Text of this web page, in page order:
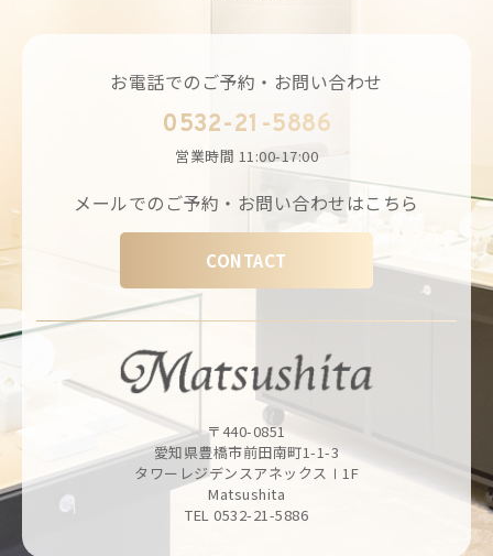
お電話でのご予約・お問い合わせ
0532-21-5886
営業時間 11:00-17:00
メールでのご予約・お問い合わせはこちら
CONTACT
〒440-0851
愛知県豊橋市前田南町1-1-3
タワーレジデンスアネックスⅠ1F
Matsushita
TEL 0532-21-5886